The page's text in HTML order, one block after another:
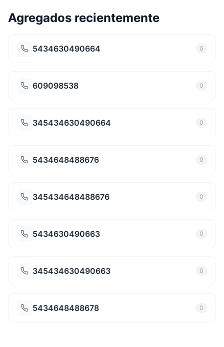
Agregados recientemente
5434630490664 0
609098538 0
345434630490664 0
5434648488676 0
345434648488676 0
5434630490663 0
345434630490663 0
5434648488678 0